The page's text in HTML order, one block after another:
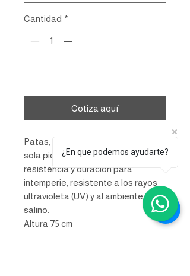
Cantidad *
Cotiza aquí
Patas, asiento y respaldo: de una
sola pieza en polipropileno de alta
resistencia y duración para
intemperie, resistente a los rayos
ultravioleta (UV) y al ambiente
salino.
Altura 75 cm
¿En que podemos ayudarte?